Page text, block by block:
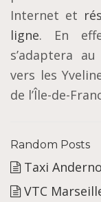
Internet et
ligne. En
s’adaptera
vers les
de l’Île-de-
Random Posts
Taxi
VTC